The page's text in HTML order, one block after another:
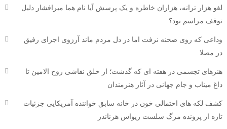
لغو هزار ترانه، هزاران خاطره و یک پرسش آیا نام هما میرافشار دلیل
توقف مراسم بود؟
وداعی که روی صحنه نرفت اما در دل مردم ماند آرزوی اجرای رفیق
در مصلا
هنرهای تجسمی در هفته ای که گذشت؛ از خلق نقاشی روح الامین تا
داغ میناب و جام جهانی در آثار هنرمندان
کشف لکه های احتمالی خون در خانه سابق خواننده آمریکایی جزئیات
تازه از پرونده مرگ سلست ریواس هرناندز